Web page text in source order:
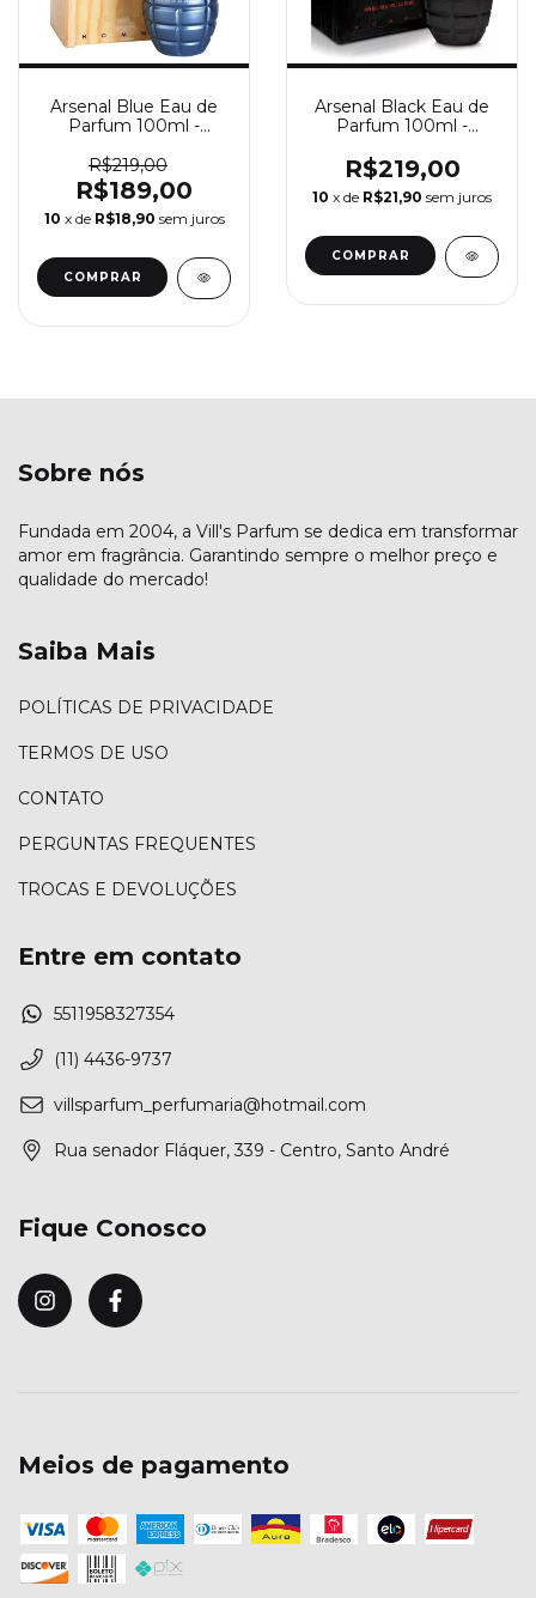
Arsenal Blue Eau de
Parfum 100ml -
Gilles Cantuel
R$219,00
R$189,00
10 x de R$18,90 sem juros
COMPRAR
Arsenal Black Eau de
Parfum 100ml -
Gilles Cantuel
R$219,00
10 x de R$21,90 sem juros
COMPRAR
Sobre nós
Fundada em 2004, a Vill's Parfum se dedica em transformar
amor em fragrância. Garantindo sempre o melhor preço e
qualidade do mercado!
Saiba Mais
POLÍTICAS DE PRIVACIDADE
TERMOS DE USO
CONTATO
PERGUNTAS FREQUENTES
TROCAS E DEVOLUÇÕES
Entre em contato
5511958327354
(11) 4436-9737
villsparfum_perfumaria@hotmail.com
Rua senador Fláquer, 339 - Centro, Santo André
Fique Conosco
Meios de pagamento